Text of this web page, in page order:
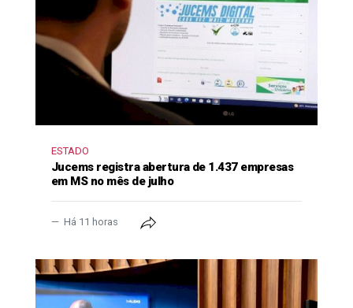
ESTADO
Jucems registra abertura de 1.437 empresas
em MS no mês de julho
Há 11 horas